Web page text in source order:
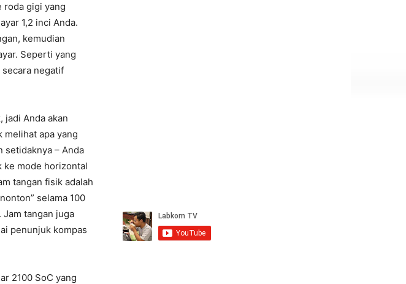
roda gigi yang
1,2 inci Anda.
kemudian
Seperti yang
negatif
jadi Anda akan
melihat apa yang
setidaknya – Anda
ke mode horizontal
tangan fisik adalah
selama 100
tangan juga
penunjuk kompas
2100 SoC yang